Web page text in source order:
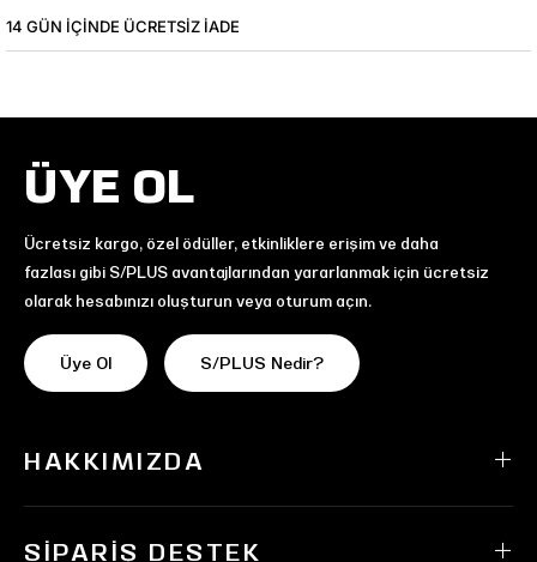
14 GÜN IÇINDE ÜCRETSIZ IADE
ÜYE OL
Ücretsiz kargo, özel ödüller, etkinliklere erişim ve daha
fazlası gibi S/PLUS avantajlarından yararlanmak için ücretsiz
olarak hesabınızı oluşturun veya oturum açın.
Üye Ol S/PLUS Nedir?
HAKKIMIZDA
SIPARIŞ DESTEK